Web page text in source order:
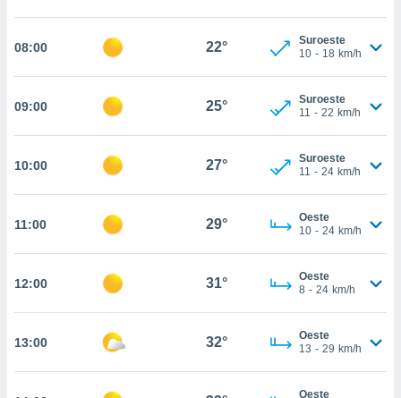
permite
seguir
coste.
a la
todas
nuestros
nos
análisis
perfil
CONFIGURACIÓN
08:00 22°
Suroeste
10 - 18 km/h
09:00 25°
Suroeste
11 - 22 km/h
10:00 27°
Suroeste
11 - 24 km/h
11:00 29°
Oeste
10 - 24 km/h
12:00 31°
Oeste
8 - 24 km/h
13:00 32°
Oeste
13 - 29 km/h
Oeste